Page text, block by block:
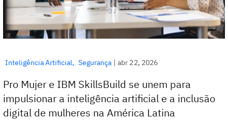
Inteligência Artificial Segurança abr 22, 2026
Pro Mujer e IBM SkillsBuild se unem para
impulsionar a inteligência artificial e a inclusão
digital de mulheres na América Latina